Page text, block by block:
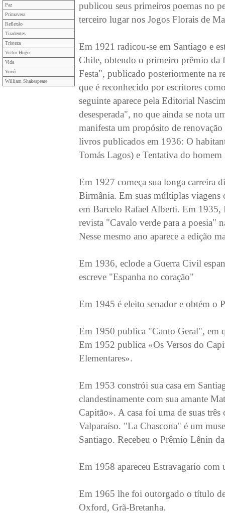
Paz
Primavera
Reflexão
Tiradentes
Tristeza
Victor Hugo
Vida
Vovó
William Shakespeare
publicou seus primeiros poemas no
terceiro lugar nos Jogos Florais de
Em 1921 radicou-se em Santiago e
Chile, obtendo o primeiro prêmio da
Festa", publicado posteriormente na
que é reconhecido por escritores
seguinte aparece pela Editorial
desesperada", no que ainda se nota
manifesta um propósito de
livros publicados em 1936: O
Tomás Lagos) e Tentativa do
Em 1927 começa sua longa carreira
Birmânia. Em suas múltiplas viagens
em Barcelo Rafael Alberti. Em 1935,
revista "Cavalo verde para a poesia"
Nesse mesmo ano aparece a edição
Em 1936, eclode a Guerra Civil
escreve "Espanha no coração"
Em 1945 é eleito senador e obtém o
Em 1950 publica "Canto Geral", em
Em 1952 publica «Os Versos do
Elementares».
Em 1953 constrói sua casa em
clandestinamente com sua amante
Capitão». A casa foi uma de suas três
Valparaíso. "La Chascona" é um
Santiago. Recebeu o Prêmio Lênin
Em 1958 apareceu Estravagario com
Em 1965 lhe foi outorgado o título
Oxford, Grã-Bretanha.